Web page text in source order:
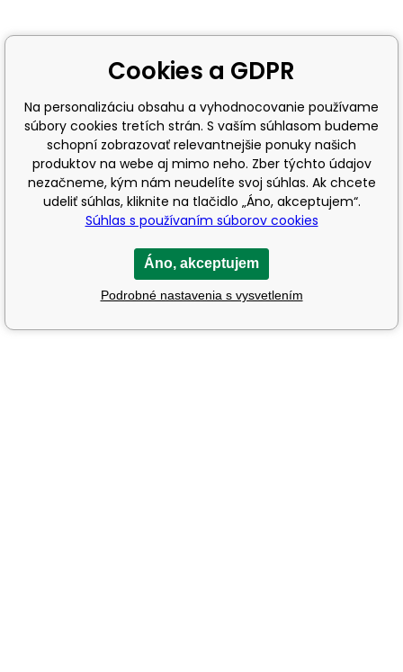
Cookies a GDPR
Na personalizáciu obsahu a vyhodnocovanie používame
súbory cookies tretích strán. S vaším súhlasom budeme
schopní zobrazovať relevantnejšie ponuky našich
produktov na webe aj mimo neho. Zber týchto údajov
nezačneme, kým nám neudelíte svoj súhlas. Ak chcete
udeliť súhlas, kliknite na tlačidlo „Áno, akceptujem“.
Súhlas s používaním súborov cookies
Áno, akceptujem
Podrobné nastavenia s vysvetlením